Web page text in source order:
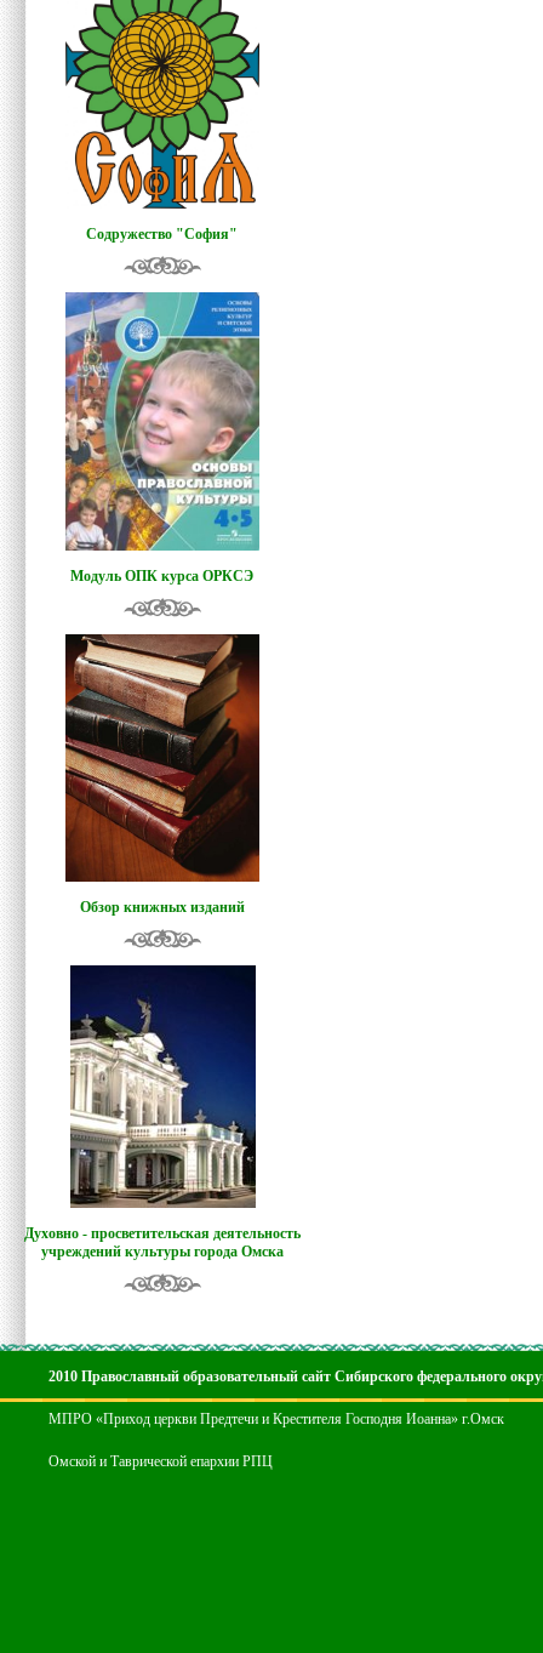
Содружество "София"
Модуль ОПК курса ОРКСЭ
Обзор книжных изданий
Духовно - просветительская деятельность
учреждений культуры города Омска
2010 Православный образовательный сайт Сибирского федерального
МПРО «Приход церкви Предтечи и Крестителя Господня Иоанна» г.Омск
Омской и Таврической епархии РПЦ